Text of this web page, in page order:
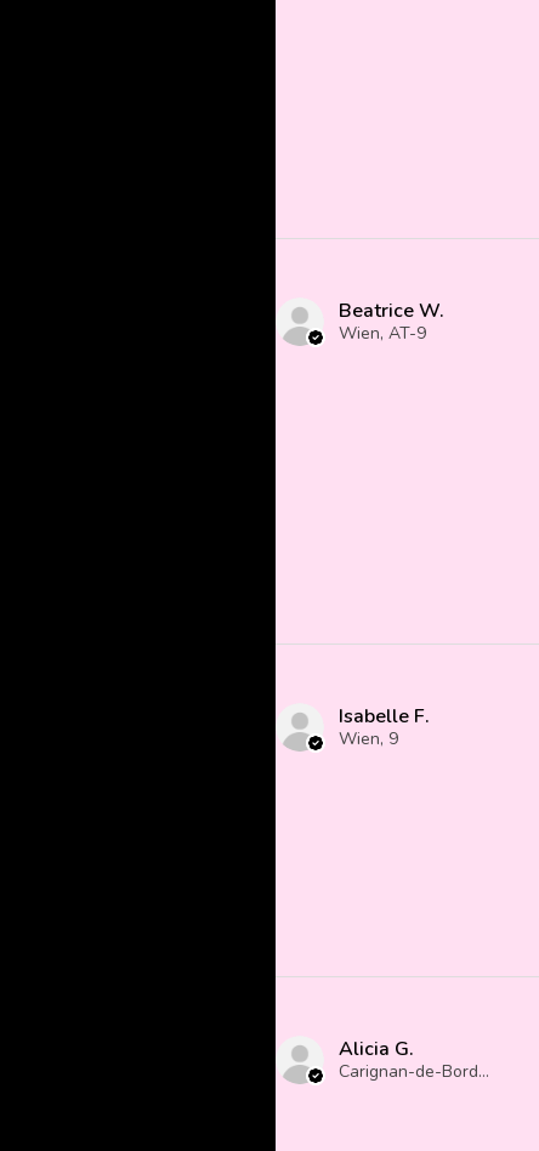
Beatrice W.
Wien, AT-9
Isabelle F.
Wien, 9
Alicia G.
Carignan-de-Bordeaux, France